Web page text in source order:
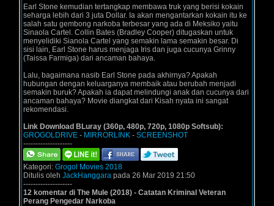
Earl Stone kemudian tertangkap membawa truk yang berisi kokain
seharga lebih dari 3 juta Dollar. Ia akan mengantarkan kokain itu ke
salah satu gembong narkoba terbesar yang ada di Meksiko yaitu
Sinaola Cartel. Collin Bates (Bradley Cooper) ditugaskan untuk
menyelidiki Sianola Cartel yang semakin lama semakin besar. Di
sisi lain, Earl Stone harus menjaga Iris dan juga cucunya Grinny
(Taissa Farmiga) dari ancaman bahaya.
Lalu, bagaimana nasib Earl Stone pada akhirnya? Apakah
hubungan dengan keluarganya membaik atau berubah menjadi
semakin buruk? Apakah ia dapat melindungi anak dan cucunya dari
ancaman bahaya? Movie diangkat dari Kisah nyata ini sangat
rekomendasi.
Link Download BLuray (360p, 480p, 720p, 1080p Softsub):
GROGOLDRIVE - MIRRORLINK - SCREENSHOT
--------------------
Kategori: Grogol Movies 2018
Ditulis oleh JackHanggara pada 26 Mar 2019 21:50
--------------------
12 komentar di The Mule (2018) - Catatan Kriminal Veteran
Perang Pengedar Narkoba